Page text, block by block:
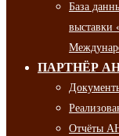
База
выставки
ПАРТНЁР
Отчёты